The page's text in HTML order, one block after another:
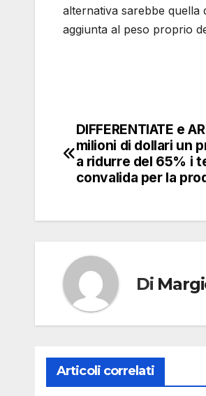
alternativa sarebbe quella
aggiunta al peso proprio
Navigazione
articoli
DIFFERENTIATE e
milioni di dollari un
a ridurre del 65% i
convalida per la
Di
Articoli correlati